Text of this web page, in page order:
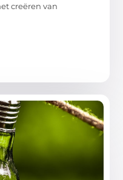
creëren van